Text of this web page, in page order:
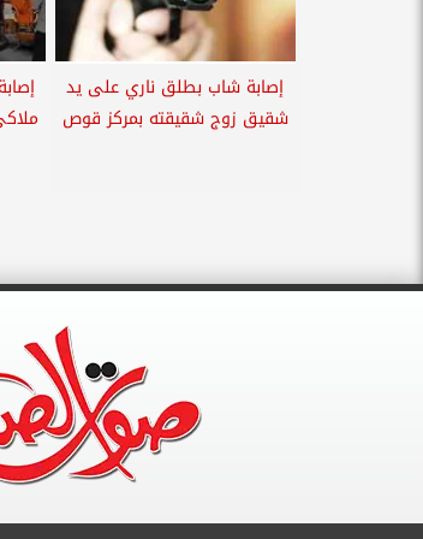
إصابة شاب بطلق ناري على يد
شقيق زوج شقيقته بمركز قوص